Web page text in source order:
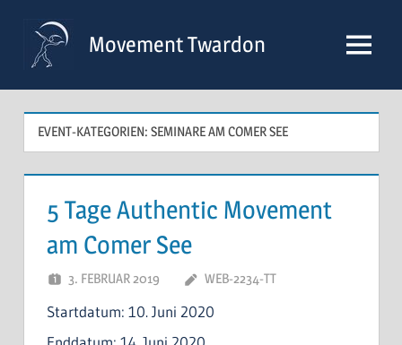
Inhalt
springen
Movement Twardon Menü
EVENT-KATEGORIEN: SEMINARE AM COMER SEE
5 Tage Authentic Movement
am Comer See
3. FEBRUAR 2019 WEB-2234-TT
Startdatum: 10. Juni 2020